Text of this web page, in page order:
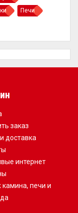
Печи
заказ
доставка
интернет
печи и